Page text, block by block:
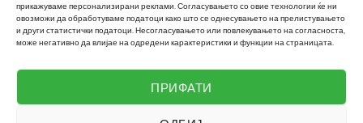
прикажуваме персонализирани реклами.Согласувањето со овие технологии ќе ни
овозможи да обработуваме податоци како што се однесувањето на прелистувањето
и други статистички податоци.Несогласувањето или повлекувањето на согласноста,
може негативно да влијае на одредени карактеристики и функции на страницата.
ПРИФАТИ
Изберете сместување на неколку чекори од плажа